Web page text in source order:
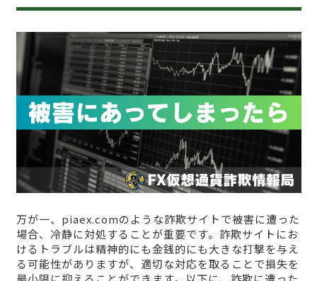
万が一、piaex.comのような詐欺サイトで被害に遭った
場合、冷静に対処することが重要です。詐欺サイトにお
けるトラブルは精神的にも金銭的にも大きな打撃を与え
る可能性がありますが、適切な対応を取ることで損失を